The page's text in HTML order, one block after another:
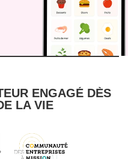
ENGAGÉ DÈS
LA VIE